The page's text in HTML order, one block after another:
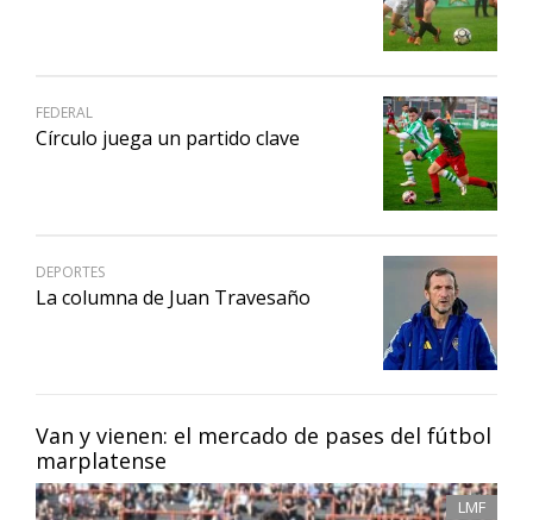
Van y vienen: el mercado de pases del fútbol
marplatense
LMF
FEDERAL
Círculo juega un partido clave
DEPORTES
La columna de Juan Travesaño